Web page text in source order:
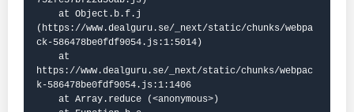
(https://www.dealguru.se/_next/static/chunks/webpa
ck-586478be0fdf9054.js:1:5014)
https://www.dealguru.se/_next/static/chunks/webpac
k-586478be0fdf9054.js:1:1406